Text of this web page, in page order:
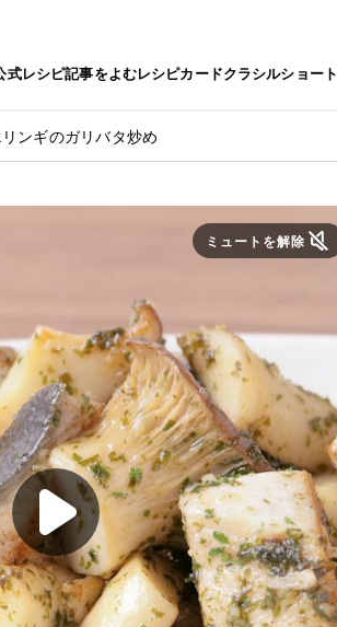
式レシピ記事をよむレシピカードクラシルショート
ンギのガリバタ炒め
ミュートを解除